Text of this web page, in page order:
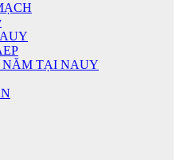
NĂM TẠI NAUY